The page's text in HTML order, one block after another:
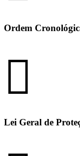
Ordem
Lei Geral de